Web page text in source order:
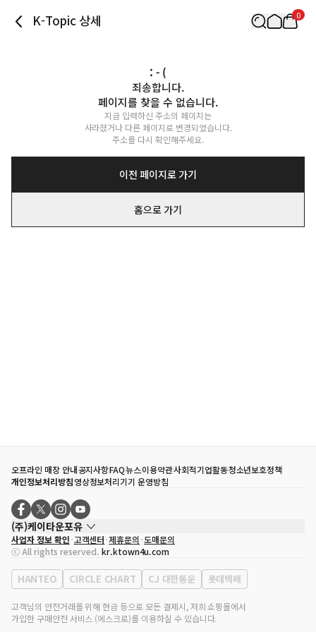
K-Topic 상세 0
: - (
죄송합니다.
페이지를 찾을 수 없습니다.
지금 입력하신 주소의 페이지는
사라졌거나 다른 페이지로 변경되었습니다.
주소를 다시 확인해주세요.
이전 페이지로 가기
홈으로 가기
오프라인 매장 안내공지사항FAQ뉴스이용약관사회적기업활동청소년보호정책
개인정보처리방침영상정보처리기기 운영방침
(주)케이타운포유
대표자
송효민
사업자등록번호
120-87-71116
통신판매업 신고번호 제2011-서울강남-02223
대표전화
02-552-9855
사업자 정보 확인 고객센터 제휴문의 도매문의
ⓒ All rights reserved. kr.ktown4u.com
HANTEO CIRCLE CHART CJ 대한통운 롯데택배
고객님의 안전거래를 위해 현금 등으로 모든 결제시, 저희 쇼핑몰에서
가입한 구매안전 서비스 (에스크로)를 이용하실 수 있습니다.